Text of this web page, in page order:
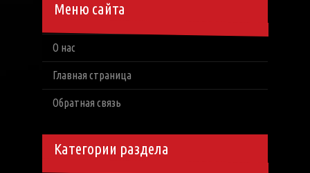
Меню сайта
О нас
Главная страница
Обратная связь
Категории раздела